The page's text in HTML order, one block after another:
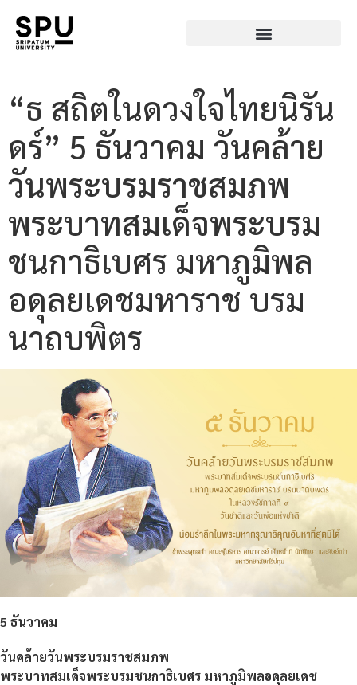
“ธ สถิตในดวงใจไทยนิรัน
ดร์” 5 ธันวาคม วันคล้าย
วันพระบรมราชสมภพ
พระบาทสมเด็จพระบรม
ชนกาธิเบศร มหาภูมิพล
อดุลยเดชมหาราช บรม
นาถบพิตร
5 ธันวาคม
วันคล้ายวันพระบรมราชสมภพ
พระบาทสมเด็จพระบรมชนกาธิเบศร มหาภูมิพลอดุลยเดช